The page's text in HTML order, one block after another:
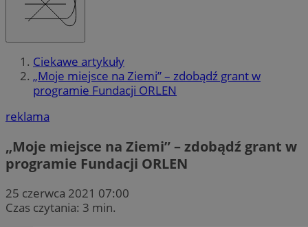
Ciekawe artykuły
„Moje miejsce na Ziemi” – zdobądź grant w
programie Fundacji ORLEN
reklama
„Moje miejsce na Ziemi” – zdobądź grant w
programie Fundacji ORLEN
25 czerwca 2021 07:00
Czas czytania: 3 min.